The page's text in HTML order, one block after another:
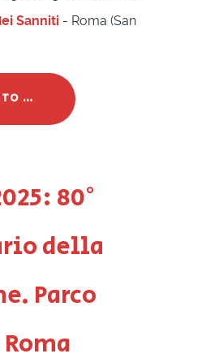
Sanniti - Roma (San
…
80°
della
Parco